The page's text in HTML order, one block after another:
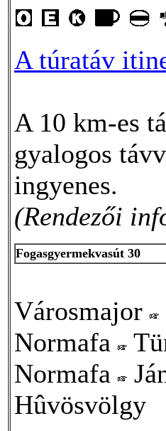
A túratáv
A 10 km-es
gyalogos
ingyenes.
(Rendezői
Fogasgyermekvasút 30
Városmajor
Normafa
Normafa
Hûvösvölgy